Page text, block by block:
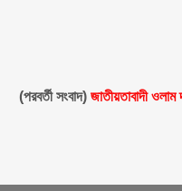
(পরবর্তী সংবাদ)জাতীয়তাবাদী